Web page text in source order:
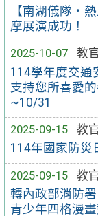
【南湖儀隊・
摩展演成功！
2025-10-07
教
114學年度交通
支持您所喜愛
~10/31
2025-09-15
教
114年國家防災
2025-09-15
教
轉內政部消防
青少年四格漫